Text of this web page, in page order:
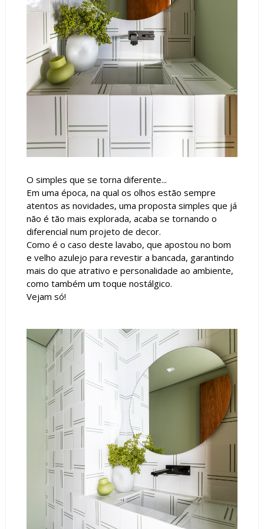
O simples que se torna diferente...
Em uma época, na qual os olhos estão sempre
atentos as novidades, uma proposta simples que já
não é tão mais explorada, acaba se tornando o
diferencial num projeto de decor.
Como é o caso deste lavabo, que apostou no bom
e velho azulejo para revestir a bancada, garantindo
mais do que atrativo e personalidade ao ambiente,
como também um toque nostálgico.
Vejam só!